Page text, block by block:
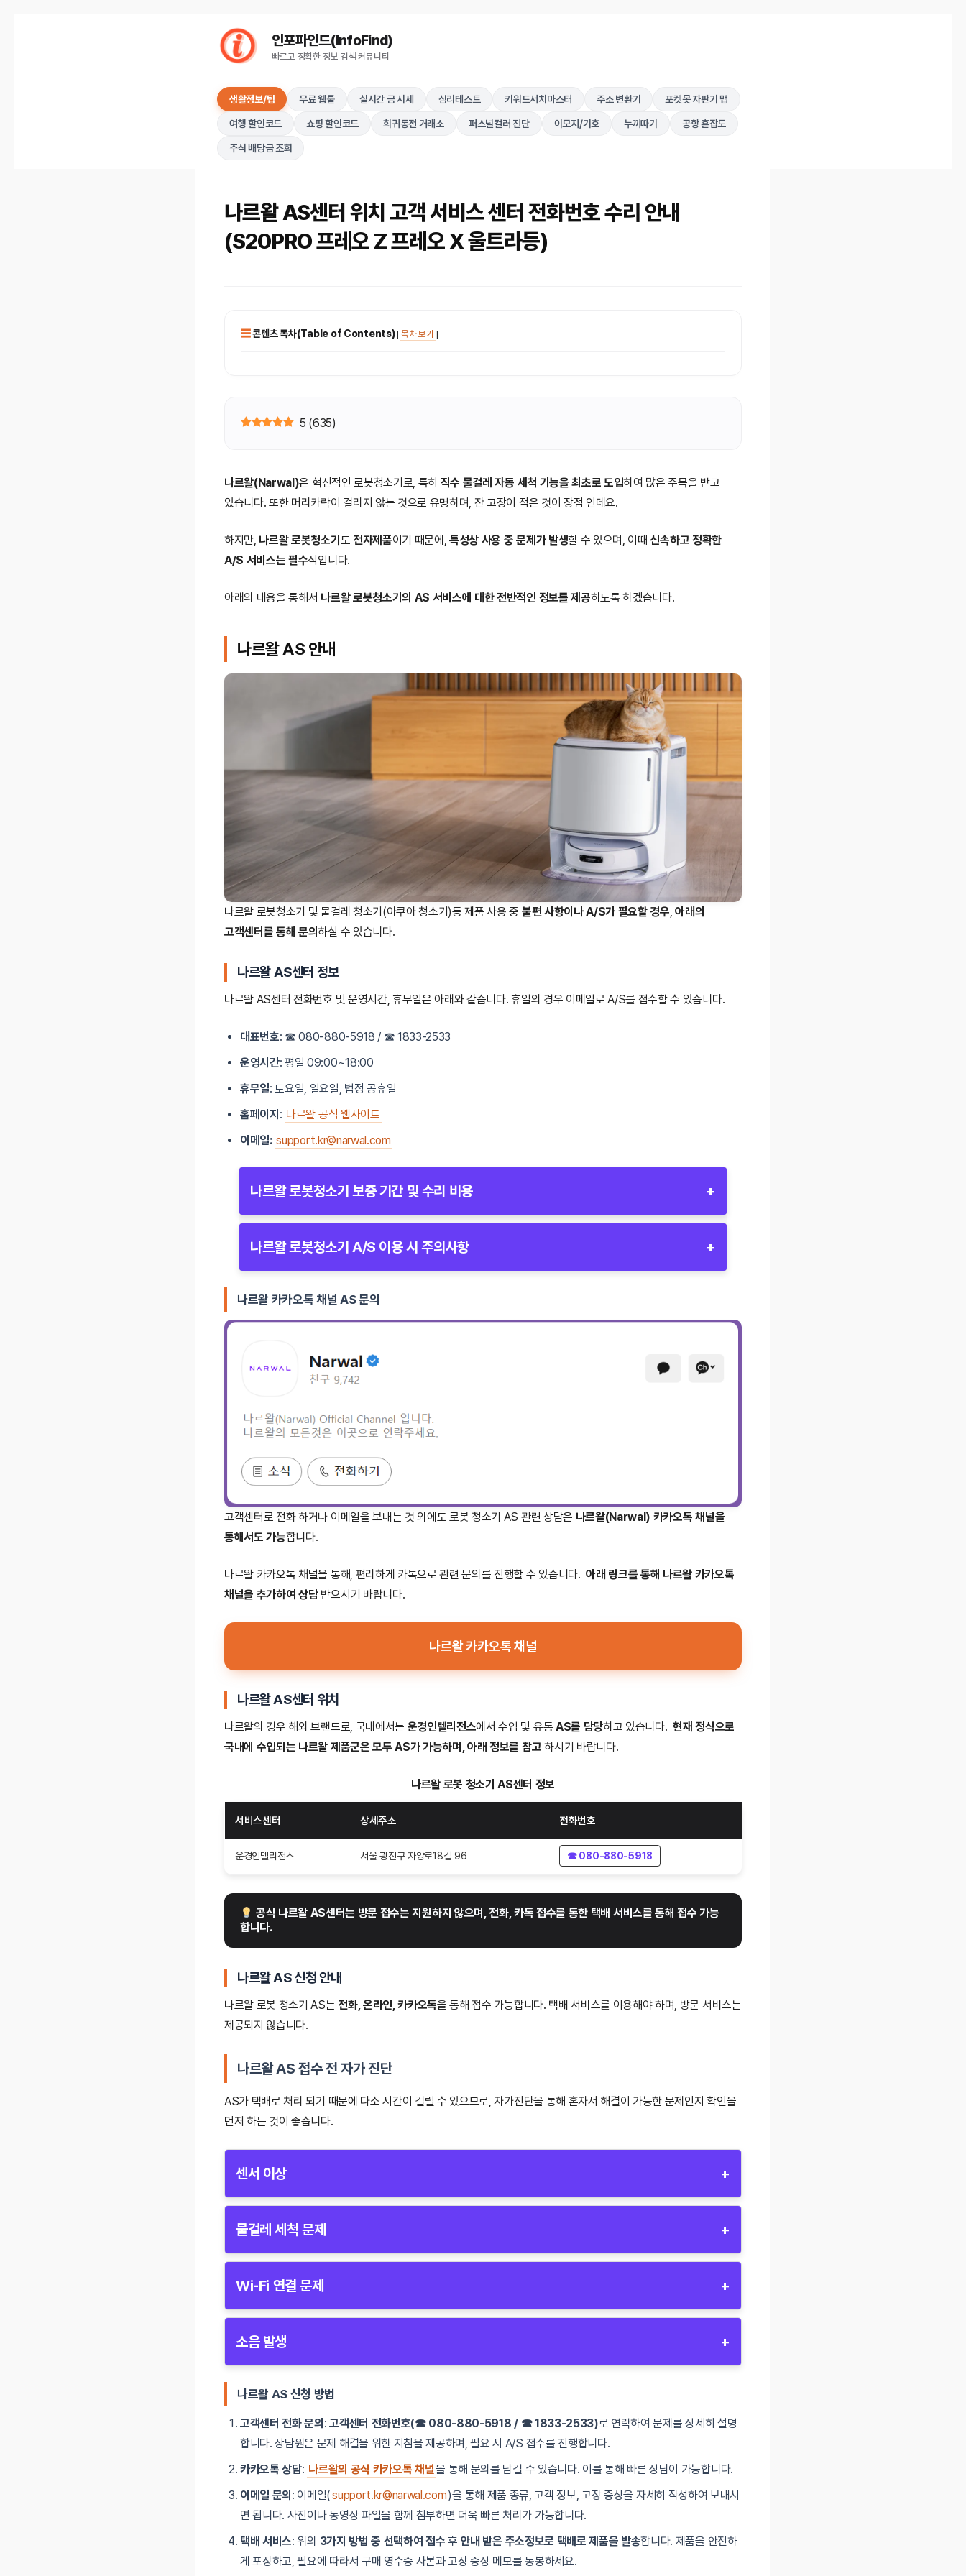
인포파인드(InfoFind)​​​​
빠르고 정확한 정보 검색 커뮤니티
생활정보/팁 무료 웹툴 실시간 금 시세 심리테스트 키워드서치마스터 주소 변환기 포켓못 자판기 맵
여행 할인코드 쇼핑 할인코드 희귀동전 거래소 퍼스널컬러 진단 이모지/기호 누끼따기 공항 혼잡도
주식 배당금 조회
나르왈 AS센터 위치 고객 서비스 센터 전화번호 수리 안내
(S20PRO 프레오 Z 프레오 X 울트라등)
콘텐츠 목차(Table of Contents)[목차 보기 ]
5 (635)
나르왈(Narwal)은 혁신적인 로봇청소기로, 특히 직수 물걸레 자동 세척 기능을 최초로 도입하여 많은 주목을 받고
있습니다. 또한 머리카락이 걸리지 않는 것으로 유명하며, 잔 고장이 적은 것이 장점 인데요.
하지만, 나르왈 로봇청소기 도 전자제품이기 때문에,특성상 사용 중 문제가 발생할 수 있으며, 이때신속하고 정확한
A/S 서비스는 필수적입니다.
아래의 내용을 통해서 나르왈 로봇청소기의 AS 서비스에 대한 전반적인 정보를 제공하도록 하겠습니다.
나르왈 AS 안내
나르왈 로봇청소기 및 물걸레 청소기(아쿠아 청소기)등 제품 사용 중 불편 사항이나 A/S가 필요할 경우,아래의
고객센터를 통해 문의하실 수 있습니다.
나르왈 AS센터 정보
나르왈 AS센터 전화번호 및 운영시간, 휴무일은 아래와 같습니다. 휴일의 경우 이메일로 A/S를 접수할 수 있습니다.
대표번호: ☎ 080-880-5918 / ☎ 1833-2533
운영시간: 평일 09:00~18:00
휴무일: 토요일, 일요일, 법정 공휴일
홈페이지 : 나르왈 공식 웹사이트
이메일: support.kr@narwal.com
나르왈 로봇청소기 보증 기간 및 수리 비용 +
나르왈 로봇청소기의 보증 기간은 다음과 같습니다:
천재지변으로 인한 고장은 유상 수리 대상이 됩니다.
나르왈 로봇청소기 A/S 이용 시 주의사항 +
제품 정보 준비:모델명, 시리얼 번호, 구매 영수증 등의 정보를 미리 준비하세요.
자가 점검:간단한 문제는 자가 점검으로 해결 가능할 수 있습니다. 센서나 물걸레 세척 장치를 점검하세
안전 포장:택배로 제품 발송 시 충분히 완충재를 사용해 제품 파손을 방지하세요.
나르왈 카카오톡 채널 AS 문의
고객센터로 전화 하거나 이메일을 보내는 것 외에도 로봇 청소기 AS 관련 상담은 나르왈(Narwal) 카카오톡 채널을
통해서도 가능합니다.
나르왈 카카오톡 채널을 통해, 편리하게 카톡으로 관련 문의를 진행할 수 있습니다. 아래 링크를 통해 나르왈 카카오톡
채널을 추가하여 상담 받으시기 바랍니다.
나르왈 카카오톡 채널
나르왈 AS센터 위치
나르왈의 경우 해외 브랜드로, 국내에서는 운경인텔리전스에서 수입 및 유통 AS를 담당하고 있습니다. 현재 정식으로
국내에 수입되는 나르왈 제품군은 모두 AS가 가능하며, 아래 정보를 참고 하시기 바랍니다.
나르왈 로봇 청소기 AS센터 정보
서비스센터 상세주소 전화번호
운경인텔리전스 서울 광진구 자양로18길 96 ☎ 080-880-5918
공식 나르왈 AS센터는 방문 접수는 지원하지 않으며, 전화, 카톡 접수를 통한 택배 서비스를 통해 접수 가능
합니다.
나르왈 AS 신청 안내
나르왈 로봇 청소기 AS는전화, 온라인, 카카오톡을 통해 접수 가능합니다. 택배 서비스를 이용해야 하며, 방문 서비스는
제공되지 않습니다.
나르왈 AS 접수 전 자가 진단
AS가 택배로 처리 되기 때문에 다소 시간이 걸릴 수 있으므로, 자가진단을 통해 혼자서 해결이 가능한 문제인지 확인을
먼저 하는 것이 좋습니다.
센서 이상 +
센서가 이상 작동하거나 장애물을 감지하지 못하는 경우 아래를 확인하세요.
장애물이 센서를 막고 있는지 확인하고 제거하세요.
물걸레 세척 문제 +
물걸레 세척 기능이 작동하지 않을 경우 아래를 확인하세요.
청소 모드가 물걸레 청소를 지원하는지 확인하세요.
Wi-Fi 연결 문제 +
앱과 로봇청소기 간 Wi-Fi 연결이 원활하지 않을 경우 아래를 확인하세요.
소음 발생 +
바닥의 큰 이물질이 흡입구를 막고 있는지 확인하세요.
청소기가 평평한 바닥에서 작동 중인지 확인하세요.
나르왈 AS 신청 방법
고객센터 전화 문의 :고객센터 전화번호(☎ 080-880-5918 / ☎ 1833-2533)로 연락하여 문제를 상세히 설명
합니다. 상담원은 문제 해결을 위한 지침을 제공하며, 필요 시 A/S 접수를 진행합니다.
카카오톡 상담: 나르왈의 공식 카카오톡 채널을 통해 문의를 남길 수 있습니다. 이를 통해 빠른 상담이 가능합니다.
이메일 문의 : 이메일(support.kr@narwal.com)을 통해 제품 종류, 고객 정보, 고장 증상을 자세히 작성하여 보내시
면 됩니다. 사진이나 동영상 파일을 함께 첨부하면 더욱 빠른 처리가 가능합니다.
택배 서비스: 위의 3가지 방법 중 선택하여 접수 후 안내 받은 주소정보로 택배로 제품을 발송합니다. 제품을 안전하
게 포장하고, 필요에 따라서 구매 영수증 사본과 고장 증상 메모를 동봉하세요.